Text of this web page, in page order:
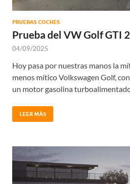
PRUEBAS COCHES
Prueba del VW Golf GTI
04/09/2025
Hoy pasa por nuestras manos la
menos mítico Volkswagen Golf,
un motor gasolina
LEER MÁS